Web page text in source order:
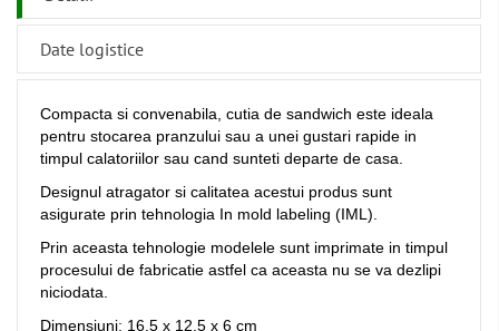
Date logistice
Compacta si convenabila, cutia de sandwich este ideala
pentru stocarea pranzului sau a unei gustari rapide in
timpul calatoriilor sau cand sunteti departe de casa.
Designul atragator si calitatea acestui produs sunt
asigurate prin tehnologia In mold labeling (IML).
Prin aceasta tehnologie modelele sunt imprimate in timpul
procesului de fabricatie astfel ca aceasta nu se va dezlipi
niciodata.
Dimensiuni: 16.5 x 12.5 x 6 cm